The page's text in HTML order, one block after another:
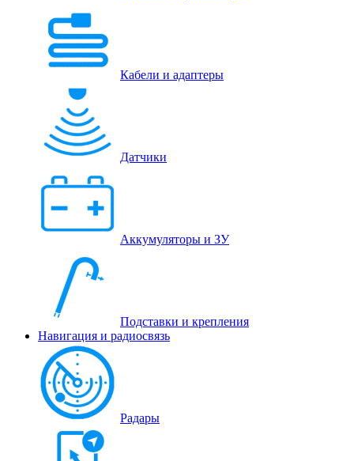
Кабели и адаптеры
Датчики
Аккумуляторы и ЗУ
Подставки и крепления
Навигация и радиосвязь
Радары